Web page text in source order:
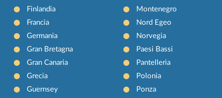
Finlandia
Francia
Germania
Gran Bretagna
Gran Canaria
Grecia
Guernsey
Montenegro
Nord Egeo
Norvegia
Paesi Bassi
Pantelleria
Polonia
Ponza